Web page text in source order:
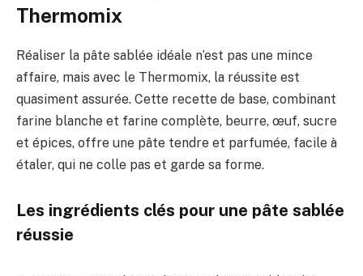
Thermomix
Réaliser la pâte sablée idéale n’est pas une mince
affaire, mais avec le Thermomix, la réussite est
quasiment assurée. Cette recette de base, combinant
farine blanche et farine complète, beurre, œuf, sucre
et épices, offre une pâte tendre et parfumée, facile à
étaler, qui ne colle pas et garde sa forme.
Les ingrédients clés pour une pâte sablée
réussie